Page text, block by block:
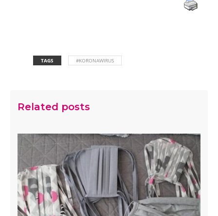
TAGS #KORONAWIRUS
Related posts